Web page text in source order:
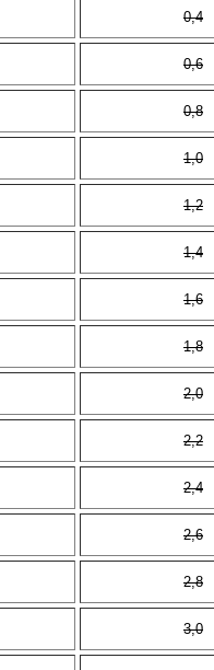
0,4
0,6
0,8
1,0
1,2
1,4
1,6
1,8
2,0
2,2
2,4
2,6
2,8
3,0